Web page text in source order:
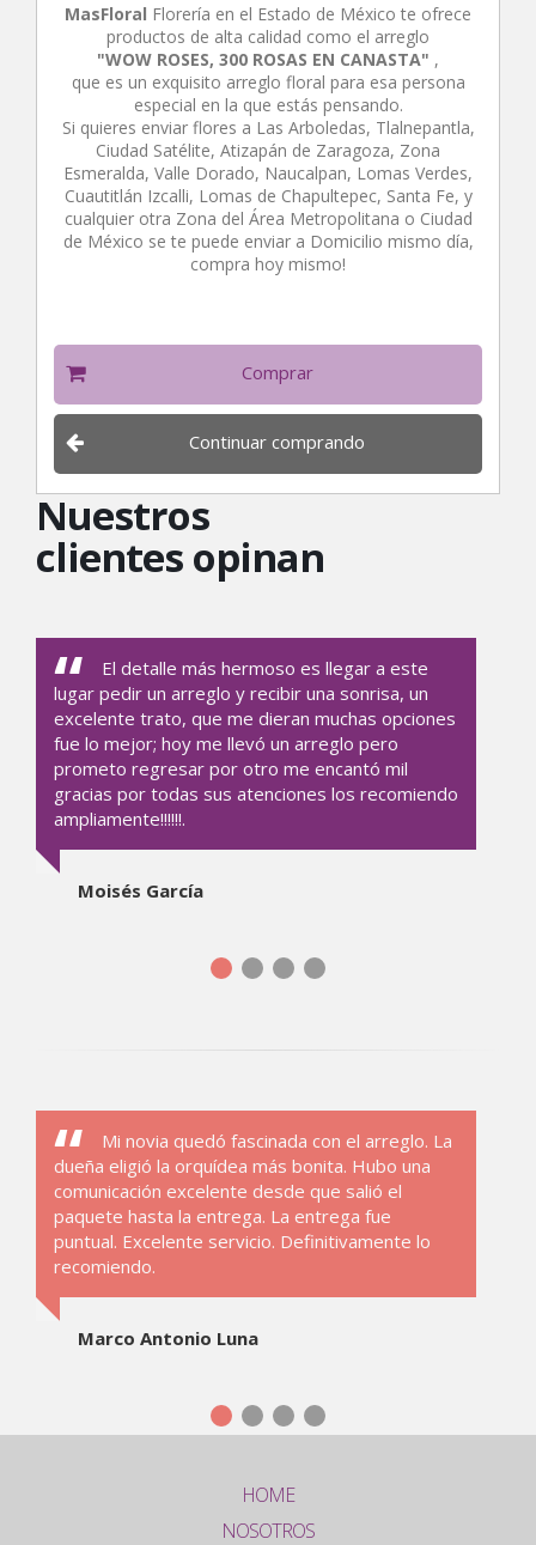
MasFloral Florería en el Estado de México te ofrece
productos de alta calidad como el arreglo
"WOW ROSES, 300 ROSAS EN CANASTA" ,
que es un exquisito arreglo floral para esa persona
especial en la que estás pensando.
Si quieres enviar flores a Las Arboledas, Tlalnepantla,
Ciudad Satélite, Atizapán de Zaragoza, Zona
Esmeralda, Valle Dorado, Naucalpan, Lomas Verdes,
Cuautitlán Izcalli, Lomas de Chapultepec, Santa Fe, y
cualquier otra Zona del Área Metropolitana o Ciudad
de México se te puede enviar a Domicilio mismo día,
compra hoy mismo!
Comprar
Continuar comprando
Nuestros
clientes opinan
El detalle más hermoso es llegar a este
lugar pedir un arreglo y recibir una sonrisa, un
excelente trato, que me dieran muchas opciones
fue lo mejor; hoy me llevó un arreglo pero
prometo regresar por otro me encantó mil
gracias por todas sus atenciones los recomiendo
ampliamente!!!!!!.
Moisés García
Mi novia quedó fascinada con el arreglo. La
dueña eligió la orquídea más bonita. Hubo una
comunicación excelente desde que salió el
paquete hasta la entrega. La entrega fue
puntual. Excelente servicio. Definitivamente lo
recomiendo.
Marco Antonio Luna
HOME
NOSOTROS